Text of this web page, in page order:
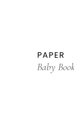
PAPER
Baby